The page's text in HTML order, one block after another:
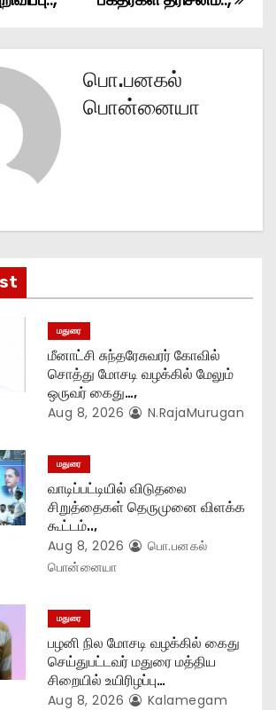
பொ.பனகல்
பொன்னையா
மதுரை
மீனாட்சி சுந்தரேசுவரர் கோவில்
சொத்து மோசடி வழக்கில் மேலும்
ஒருவர் கைது…,
Aug 8, 2026 N.RajaMurugan
மதுரை
வாடிப்பட்டியில் விடுதலை
சிறுத்தைகள் தெருமுனை விளக்க
கூட்டம்..,
Aug 8, 2026
பொ.பனகல்
பொன்னையா
மதுரை
பழனி நில மோசடி வழக்கில் கைது
செய்துபட்டவர் மதுரை மத்திய
சிறையில் உயிரிழப்பு…
Aug 8, 2026
Kalamegam